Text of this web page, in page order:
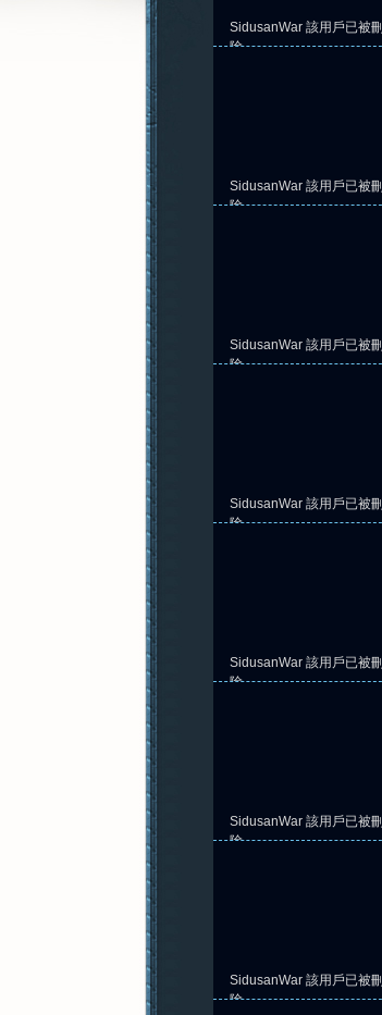
元
SidusanWar 該用戶已被刪
除
SidusanWar 該用戶已被刪
除
SidusanWar 該用戶已被刪
除
SidusanWar 該用戶已被刪
除
SidusanWar 該用戶已被刪
除
SidusanWar 該用戶已被刪
除
SidusanWar 該用戶已被刪
除